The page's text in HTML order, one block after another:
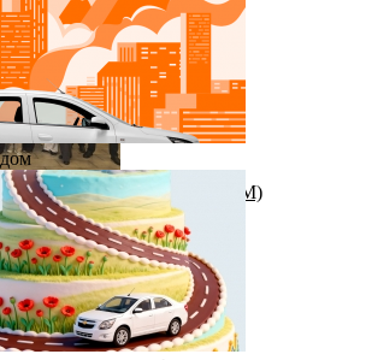
Great Wall Motor (GWM)